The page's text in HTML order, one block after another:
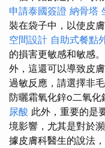
申請泰國簽證 納骨塔
裝在袋子中，以使皮
空間設計 自助式餐點
的損害更敏感和敏感
外，這還可以導致皮
過敏反應，請選擇非
防曬霜氧化鋅o二氧化
尿酸 此外，重要的是
境影響，尤其是對於
據皮膚科醫生的說法